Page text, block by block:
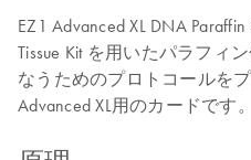
EZ1 Advanced XL DNA
Tissue Kit を用いたパラフィ
なうためのプロトコールを
Advanced XL用のカードです。